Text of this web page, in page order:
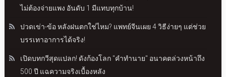
ไม่ต้องจ่ายแพง อันดับ 1 มีแทบทุกบ้าน!
ปวดเข่า-ข้อ หลังฝนตกใช่ไหม? แพทย์จีนเผย 4 วิธีง่ายๆ แต่ช่วย
บรรเทาอาการได้จริง!
เปิดบทกวีสุดแปลก! ดังก้องโลก "คำทำนาย" อนาคตล่วงหน้าถึง
500 ปี แฉความจริงเบื้องหลัง